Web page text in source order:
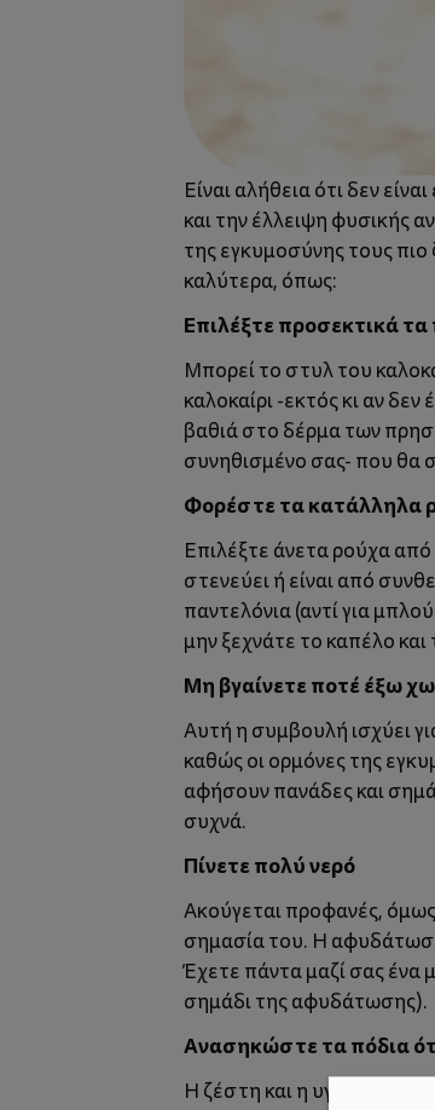
Είναι αλήθεια ότι δεν
και την έλλειψη φυσικής
της εγκυμοσύνης τους
καλύτερα, όπως:
Επιλέξτε προσεκτικά
Μπορεί το στυλ του
καλοκαίρι -εκτός κι αν
βαθιά στο δέρμα των
συνηθισμένο σας- που θα
Φορέστε τα κατάλληλα
Επιλέξτε άνετα ρούχα
στενεύει ή είναι από
παντελόνια (αντί για
μην ξεχνάτε το καπέλο και
Μη βγαίνετε ποτέ έξω
Αυτή η συμβουλή ισχύει
καθώς οι ορμόνες της
αφήσουν πανάδες και
συχνά.
Πίνετε πολύ νερό
Ακούγεται προφανές, όμως
σημασία του. Η
Έχετε πάντα μαζί σας ένα
σημάδι της αφυδάτωσης).
Ανασηκώστε τα πόδια
Η ζέστη και η υγρασία,